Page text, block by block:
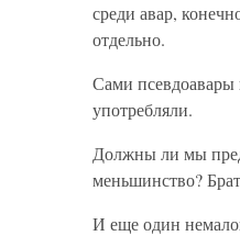
среди авар,
отдельно.
Сами псевдоавары
употребляли.
Должны ли мы
меньшинство?
И еще один